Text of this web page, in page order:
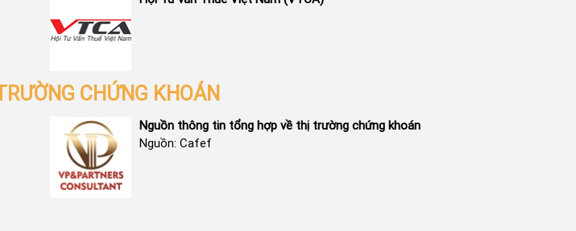
CHỨNG KHOÁN
Nguồn thông tin tổng hợp về thị trường chứng khoán
Nguồn: Cafef